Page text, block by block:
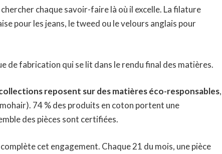
chaque savoir-faire là où il excelle. La filature
pour les jeans, le tweed ou le velours anglais pour
de fabrication qui se lit dans le rendu final des matières.
reposent sur des matières éco-responsables,
74 % des produits en coton portent une
des pièces sont certifiées.
cet engagement. Chaque 21 du mois, une pièce